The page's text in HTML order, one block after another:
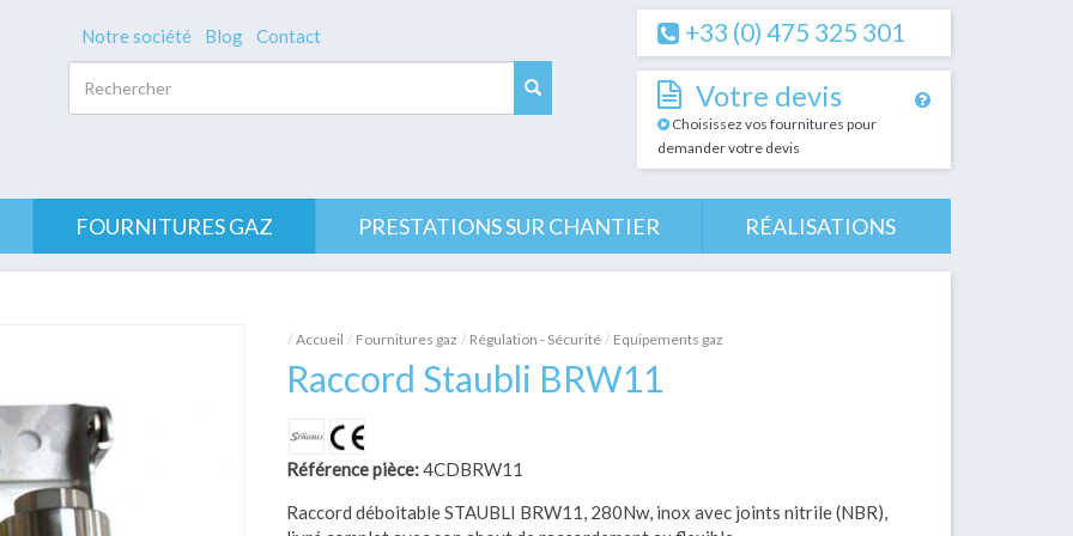
Notre société Blog Contact
Rechercher
+33 (0) 475 325 301
Votre devis
Choisissez vos fournitures pour
demander votre devis
FOURNITURES GAZ PRESTATIONS SUR CHANTIER RÉALISATIONS
Accueil Fournitures gaz Régulation - Sécurité Equipements gaz
Raccord Staubli BRW11
Référence pièce:4CDBRW11
Raccord déboitable STAUBLI BRW11, 280Nw, inox avec joints nitrile (NBR),